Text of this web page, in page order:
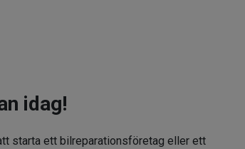
idag!
starta ett bilreparationsföretag eller ett